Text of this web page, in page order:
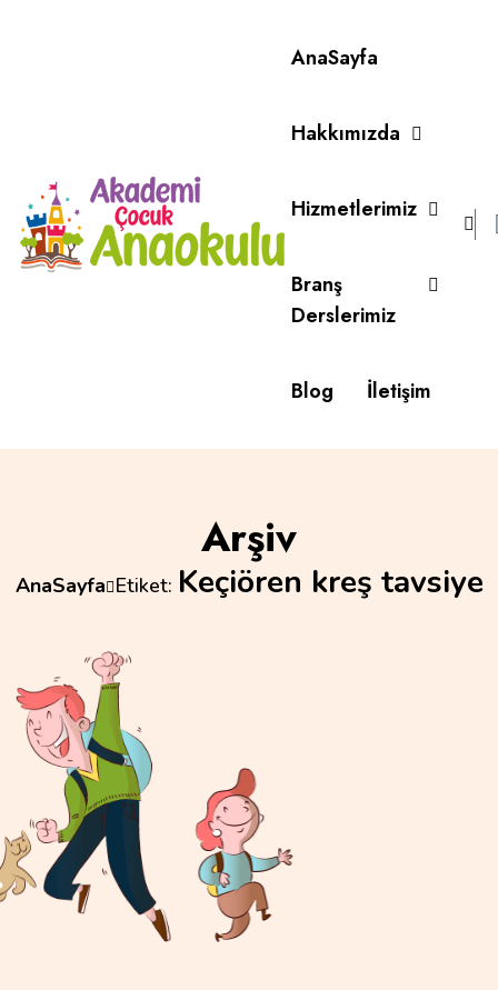
AnaSayfa
Hakkımızda
Hizmetlerimiz
Branş
Derslerimiz
Blog İletişim
Arşiv
AnaSayfa Etiket: Keçiören kreş tavsiye